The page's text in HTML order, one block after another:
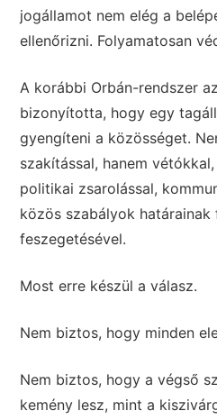
jogállamot nem elég a
ellenőrizni. Folyamatosan
A korábbi Orbán-rendszer
bizonyította, hogy egy
gyengíteni a közösséget.
szakítással, hanem
politikai zsarolással,
közös szabályok határainak
feszegetésével.
Most erre készül a válasz.
Nem biztos, hogy minden
Nem biztos, hogy a végső
kemény lesz, mint a